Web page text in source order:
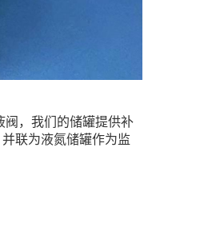
，我们的储罐提供补
联为液氮储罐作为监